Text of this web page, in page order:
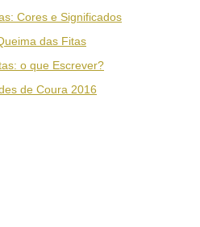
Cores e Significados
das Fitas
o que Escrever?
de Coura 2016